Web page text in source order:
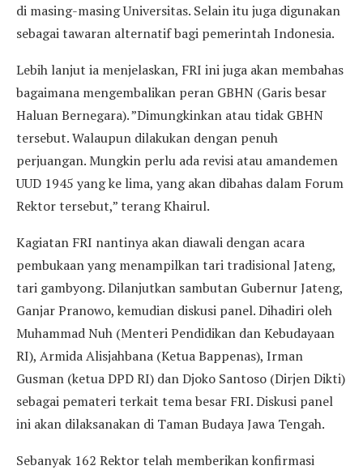
di masing-masing Universitas. Selain itu juga digunakan
sebagai tawaran alternatif bagi pemerintah Indonesia.
Lebih lanjut ia menjelaskan, FRI ini juga akan membahas
bagaimana mengembalikan peran GBHN (Garis besar
Haluan Bernegara). ”Dimungkinkan atau tidak GBHN
tersebut. Walaupun dilakukan dengan penuh
perjuangan. Mungkin perlu ada revisi atau amandemen
UUD 1945 yang ke lima, yang akan dibahas dalam Forum
Rektor tersebut,” terang Khairul.
Kagiatan FRI nantinya akan diawali dengan acara
pembukaan yang menampilkan tari tradisional Jateng,
tari gambyong. Dilanjutkan sambutan Gubernur Jateng,
Ganjar Pranowo, kemudian diskusi panel. Dihadiri oleh
Muhammad Nuh (Menteri Pendidikan dan Kebudayaan
RI), Armida Alisjahbana (Ketua Bappenas), Irman
Gusman (ketua DPD RI) dan Djoko Santoso (Dirjen Dikti)
sebagai pemateri terkait tema besar FRI. Diskusi panel
ini akan dilaksanakan di Taman Budaya Jawa Tengah.
Sebanyak 162 Rektor telah memberikan konfirmasi